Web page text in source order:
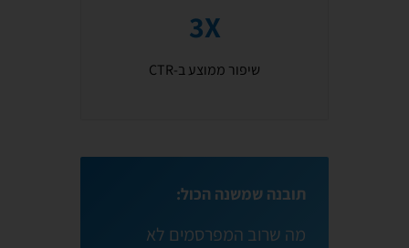
3X
שיפור ממוצע ב-CTR
תובנה שמשנה הכול:
מה שרוב המפרסמים לא